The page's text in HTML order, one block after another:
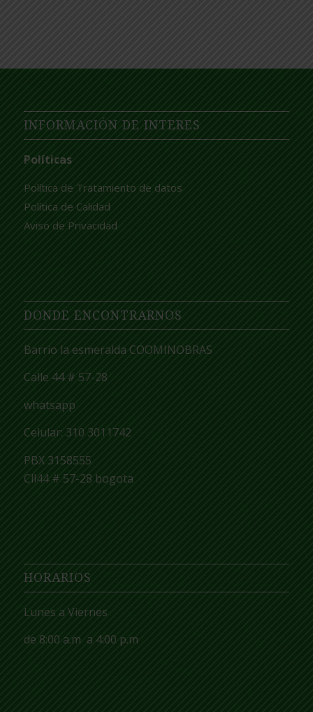
INFORMACIÓN DE INTERES
Políticas
Política de Tratamiento de datos
Política de Calidad
Aviso de Privacidad
DONDE ENCONTRARNOS
Barrio la esmeralda COOMINOBRAS
Calle 44 # 57-28
whatsapp
Celular: 310 3011742
PBX 3158555
Cll44 # 57-28 bogota
HORARIOS
Lunes a Viernes
de 8:00 a.m a 4:00 p.m